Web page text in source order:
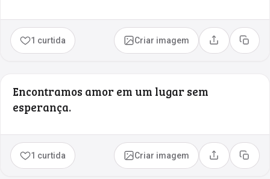
1 curtida Criar imagem Compartilhar
Copiar
Encontramos amor em um lugar sem
esperança.
1 curtida Criar imagem Compartilhar
Copiar